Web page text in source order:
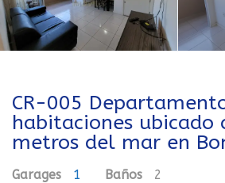
CR-005
habitaciones ubicado
metros del mar en
Garages 1 Baños 2